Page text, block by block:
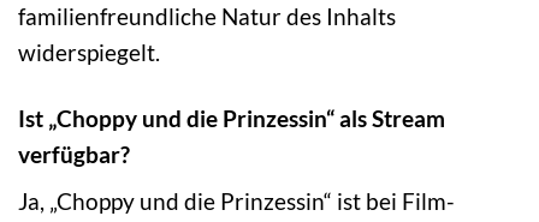
familienfreundliche Natur des Inhalts
widerspiegelt.
Ist „Choppy und die Prinzessin“ als Stream
verfügbar?
Ja, „Choppy und die Prinzessin“ ist bei Film-